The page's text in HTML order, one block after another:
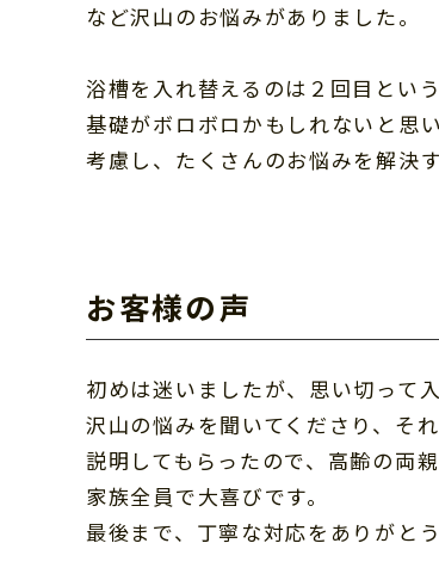
など沢山のお悩みがありました。
浴槽を入れ替えるのは２回目とい
基礎がボロボロかもしれないと思
考慮し、たくさんのお悩みを解決
お客様の声
初めは迷いましたが、思い切って
沢山の悩みを聞いてくださり、そ
説明してもらったので、高齢の両
家族全員で大喜びです。
最後まで、丁寧な対応をありがと